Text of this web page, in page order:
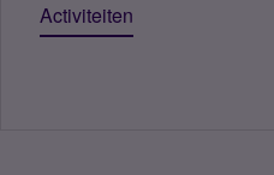
Activiteiten